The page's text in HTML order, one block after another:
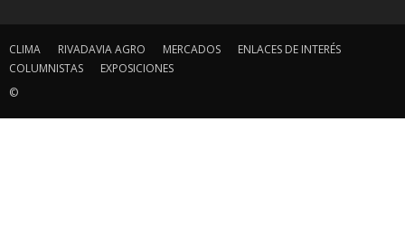
CLIMA RIVADAVIA AGRO MERCADOS
ENLACES DE INTERÉS
COLUMNISTAS
EXPOSICIONES
©